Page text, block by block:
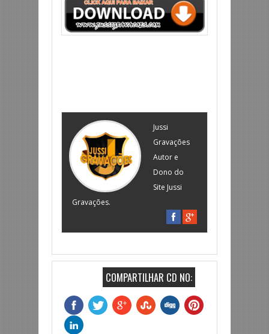
Jussi
Gravações
Autor e
Dono do
Site Jussi
Gravações.
COMPARTILHAR CD NO: